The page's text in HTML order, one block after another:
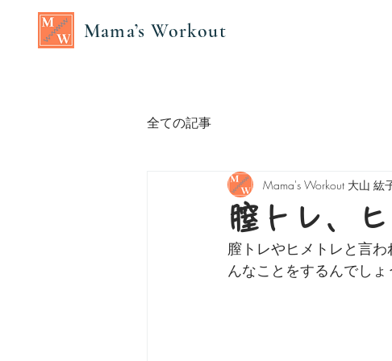
Mama’s Workout
全ての記事
膣トレ、
Mama's Workout 大山 紘
膣トレやヒメトレと言
んなことをするんでしょ